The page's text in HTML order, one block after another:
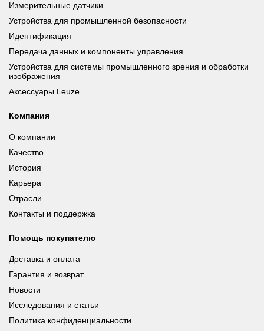
Измерительные датчики
Устройства для промышленной безопасности
Идентификация
Передача данных и компоненты управления
Устройства для системы промышленного зрения и обработки
изображения
Аксессуары Leuze
Компания
О компании
Качество
История
Карьера
Отрасли
Контакты и поддержка
Помощь покупателю
Доставка и оплата
Гарантия и возврат
Новости
Исследования и статьи
Политика конфиденциальности